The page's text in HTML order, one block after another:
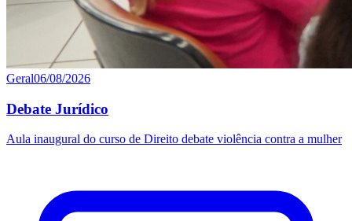
Geral06/08/2026
Debate Jurídico
Aula inaugural do curso de Direito debate violência contra a mulher